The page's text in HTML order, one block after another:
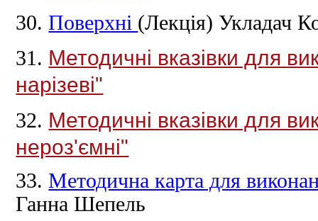
30.Поверхні (Лекція) Укладач
31. Методичні вказівки для
нарізеві"
32. Методичні вказівки для
нероз'ємні"
33.Методична карта для
Ганна Шепель